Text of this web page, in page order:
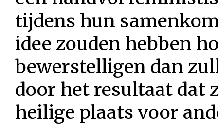
tijdens hun
idee zouden hebben
bewerstelligen dan
door het resultaat dat
heilige plaats voor